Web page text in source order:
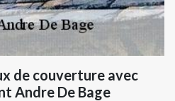
de couverture avec
Andre De Bage